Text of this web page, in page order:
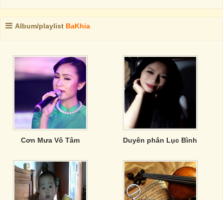
Album/playlist BaKhia
Cơn Mưa Vô Tâm Duyên phân Lục Bình